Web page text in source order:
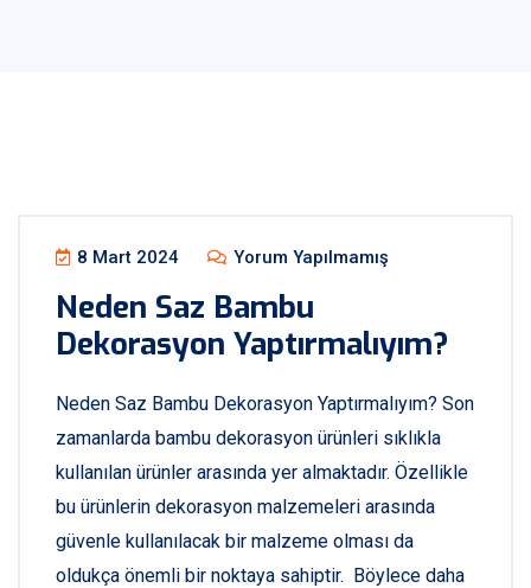
8 Mart 2024 Yorum Yapılmamış
Neden Saz Bambu
Dekorasyon Yaptırmalıyım?
Neden Saz Bambu Dekorasyon Yaptırmalıyım? Son
zamanlarda bambu dekorasyon ürünleri sıklıkla
kullanılan ürünler arasında yer almaktadır. Özellikle
bu ürünlerin dekorasyon malzemeleri arasında
güvenle kullanılacak bir malzeme olması da
oldukça önemli bir noktaya sahiptir. Böylece daha